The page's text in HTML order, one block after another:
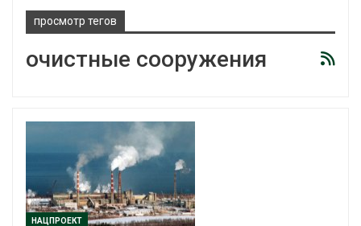
просмотр тегов
очистные сооружения
НАЦПРОЕКТ